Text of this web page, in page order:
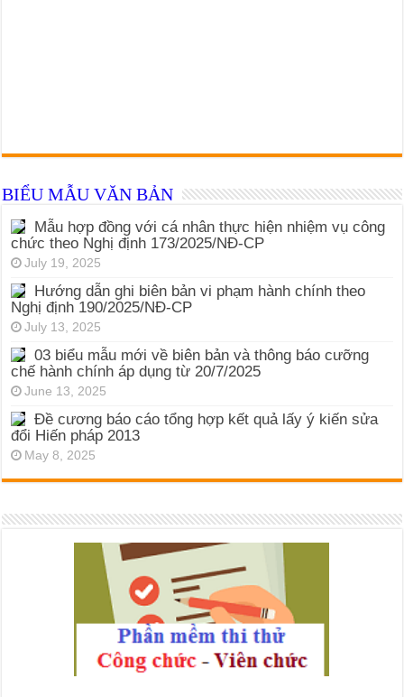
BIỂU MẪU VĂN BẢN
Mẫu hợp đồng với cá nhân thực hiện nhiệm vụ công
chức theo Nghị định 173/2025/NĐ-CP
July 19, 2025
Hướng dẫn ghi biên bản vi phạm hành chính theo
Nghị định 190/2025/NĐ-CP
July 13, 2025
03 biểu mẫu mới về biên bản và thông báo cưỡng
chế hành chính áp dụng từ 20/7/2025
June 13, 2025
Đề cương báo cáo tổng hợp kết quả lấy ý kiến sửa
đổi Hiến pháp 2013
May 8, 2025